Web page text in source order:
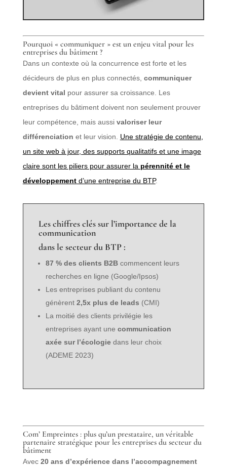
Pourquoi « communiquer » est un enjeu vital pour les
entreprises du bâtiment ?
Dans un contexte où la concurrence est forte et les
décideurs de plus en plus connectés, communiquer
devient vital pour assurer sa croissance. Les
entreprises du bâtiment doivent non seulement prouver
leur compétence, mais aussi valoriser leur
différenciation et leur vision. Une stratégie de contenu,
un site web à jour, des supports qualitatifs et une image
claire sont les piliers pour assurer la pérennité et le
développementd’une entreprise du BTP.
Les chiffres clés sur l’importance de la
communication
dans le secteur du BTP :
87 % des clients B2Bcommencent leurs
recherches en ligne (Google/Ipsos)
Les entreprises publiant du contenu
génèrent 2,5x plus de leads (CMI)
La moitié des clients privilégie les
entreprises ayant une communication
axée sur l’écologiedans leur choix
(ADEME 2023)
Com’ Empreintes : plus qu’un prestataire, un véritable
partenaire stratégique pour les entreprises du secteur du
bâtiment
Avec 20 ans d’expérience dans l’accompagnement